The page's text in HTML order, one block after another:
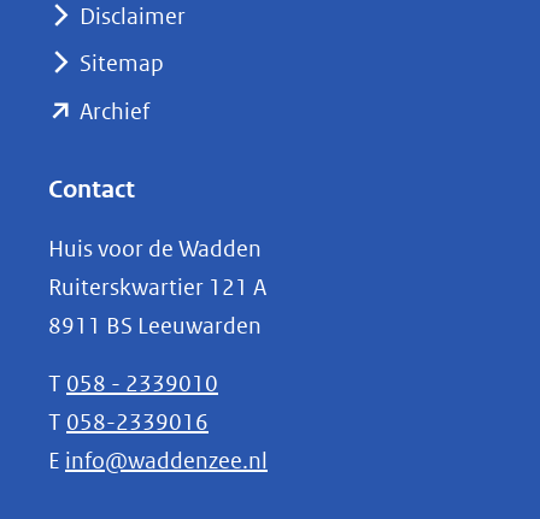
naar
Disclaimer
Sitemap
Archief(opent
(verwijst
naar
een
andere
website)
Contact
Huis voor de Wadden
Ruiterskwartier 121 A
8911 BS Leeuwarden
T 058 - 2339010
T 058-2339016
E info@waddenzee.nl